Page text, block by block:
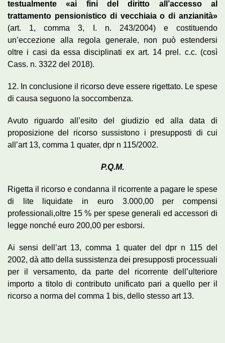
testualmente «ai fini del diritto all’accesso al
trattamento pensionistico di vecchiaia o di anzianità»
(art. 1, comma 3, I. n. 243/2004) e costituendo
un’eccezione alla regola generale, non può estendersi
oltre i casi da essa disciplinati ex art. 14 prel. c.c. (così
Cass. n. 3322 del 2018).
12. In conclusione il ricorso deve essere rigettato. Le spese
di causa seguono la soccombenza.
Avuto riguardo all’esito del giudizio ed alla data di
proposizione del ricorso sussistono i presupposti di cui
all’art 13, comma 1 quater, dpr n 115/2002.
P.Q.M.
Rigetta il ricorso e condanna il ricorrente a pagare le spese
di lite liquidate in euro 3.000,00 per compensi
professionali,oltre 15 % per spese generali ed accessori di
legge nonché euro 200,00 per esborsi.
Ai sensi dell’art 13, comma 1 quater del dpr n 115 del
2002, dà atto della sussistenza dei presupposti processuali
per il versamento, da parte del ricorrente dell’ulteriore
importo a titolo di contributo unificato pari a quello per il
ricorso a norma del comma 1 bis, dello stesso art 13.